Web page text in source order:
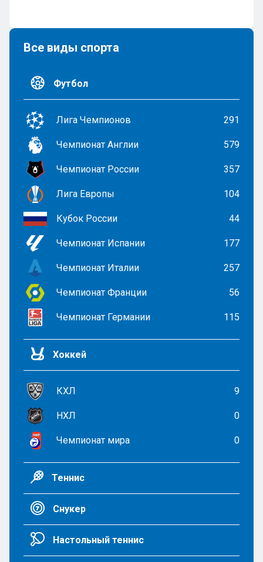
Все виды спорта
Футбол
Лига Чемпионов 291
Чемпионат Англии 579
Чемпионат России 357
Лига Европы 104
Кубок России 44
Чемпионат Испании 177
Чемпионат Италии 257
Чемпионат Франции 56
Чемпионат Германии 115
Хоккей
КХЛ 9
НХЛ 0
Чемпионат мира 0
Теннис
Снукер
Настольный теннис